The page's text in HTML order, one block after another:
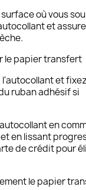
où vous
et
le papier transfert
l'autocollant et
ruban adhésif si
en
en lissant
de crédit pour
le papier